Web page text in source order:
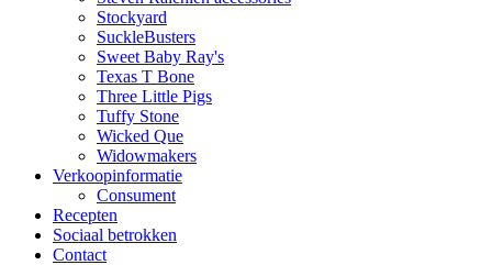
Stockyard
SuckleBusters
Sweet Baby Ray's
Texas T Bone
Three Little Pigs
Tuffy Stone
Wicked Que
Widowmakers
Verkoopinformatie
Consument
Recepten
Sociaal betrokken
Contact